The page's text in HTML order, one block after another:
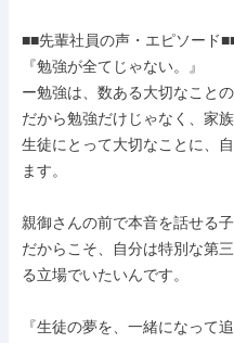
■■先輩社員の声・エピソード
『勉強が全てじゃない。』
ー勉強は、数ある大切なこと
だから勉強だけじゃなく、家
生徒にとって大切なことに、
ます。
親御さんの前で本音を話せる
だからこそ、自分は特別な第
る立場でいたいんです。
『生徒の夢を、一緒になって